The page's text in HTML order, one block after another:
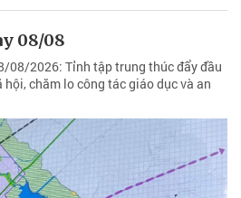
08/08
08/2026: Tỉnh tập trung thúc đẩy đầu
chăm lo công tác giáo dục và an